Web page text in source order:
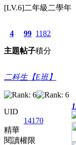
[LV.6]二年級二學年
4
主題
99
帖子
1182
積分
二科生【E班】
UID
14170
精華
閱讀權限